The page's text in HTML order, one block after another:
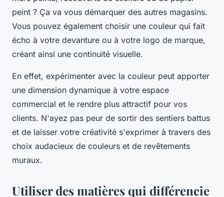
peint ? Ça va vous démarquer des autres magasins.
Vous pouvez également choisir une couleur qui fait
écho à votre devanture ou à votre logo de marque,
créant ainsi une continuité visuelle.
En effet, expérimenter avec la couleur peut apporter
une dimension dynamique à votre espace
commercial et le rendre plus attractif pour vos
clients. N'ayez pas peur de sortir des sentiers battus
et de laisser votre créativité s'exprimer à travers des
choix audacieux de couleurs et de revêtements
muraux.
Utiliser des matières qui différencie